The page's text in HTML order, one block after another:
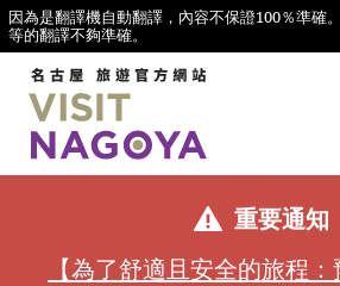
因為是翻譯機自動翻譯，內容不保證100％準確
等的翻譯不夠準確。
重要通知
【為了舒適且安全的旅程